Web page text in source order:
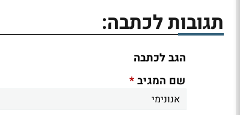
תגובות לכתבה:
הגב לכתבה
שם המגיב*